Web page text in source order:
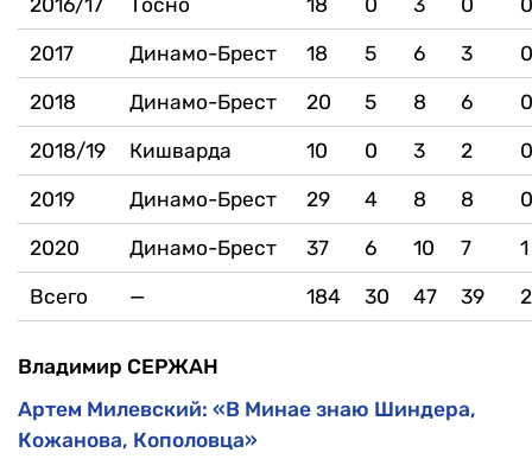
2016/17 Тосно 18 0 3 0 0
2017 Динамо-Брест 18 5 6 3 0
2018 Динамо-Брест 20 5 8 6 0
2018/19 Кишварда 10 0 3 2 0
2019 Динамо-Брест 29 4 8 8 0
2020 Динамо-Брест 37 6 10 7 1
Всего — 184 30 47 39 2
Владимир СЕРЖАН
Артем Милевский: «В Минае знаю Шиндера,
Кожанова, Кополовца»